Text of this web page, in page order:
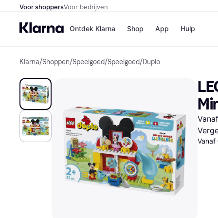
Voor shoppersVoor bedrijven
Ontdek Klarna Shop
Kruidvat
Winkeloverzicht
App Hulp
Klarna/Shoppen/Speelgoed/Speelgoed/Duplo
Vanaf